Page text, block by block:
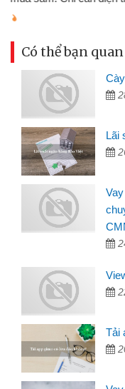
Có thể bạn
Lãi
Tải